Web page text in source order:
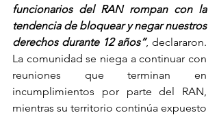
funcionarios del RAN rompan con la
tendencia de bloquear y negar nuestros
derechos durante 12 años”, declararon.
La comunidad se niega a continuar con
reuniones que terminan en
incumplimientos por parte del RAN,
mientras su territorio continúa expuesto